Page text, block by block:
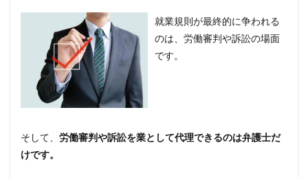
就業規則が最終的に争われる
のは、労働審判や訴訟の場面
です。
そして、 労働審判や訴訟を業として代理できるのは弁護士だ
けです。